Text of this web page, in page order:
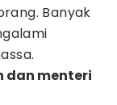
Banyak
dan menteri